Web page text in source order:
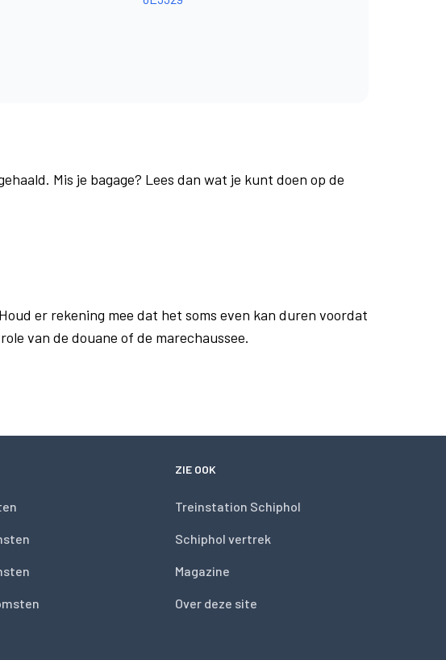
Mis je bagage? Lees dan wat je kunt doen op de
er rekening mee dat het soms even kan duren voordat
van de douane of de marechaussee.
ZIE OOK
Treinstation Schiphol
Schiphol vertrek
Magazine
Over deze site